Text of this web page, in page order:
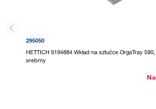
295050
HETTICH 9194884 Wkład na sztućce OrgaTray
srebrny